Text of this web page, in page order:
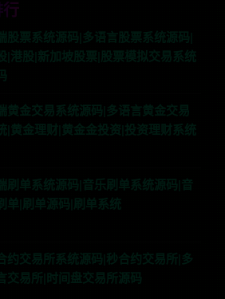
股票系统源码|多语言股票系统源码|
|港股|新加坡股票|股票模拟交易系统
黄金交易系统源码|多语言黄金交易
|黄金理财|黄金金投资|投资理财系统
刷单系统源码|音乐刷单系统源码|音
单|刷单源码|刷单系统
约交易所系统源码|秒合约交易所|多
交易所|时间盘交易所源码